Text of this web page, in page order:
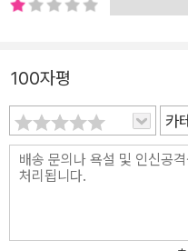
의 인간 역사적으로 독특한 독자는 항상 존재했다. 영화 〈레인
맨〉의 실제 주인공인 킴 픽
물리학자 리처드 파인먼은 흑
문트 프로이트는 특정 철자
문장을 몇 번이고 다시 읽어
문장이 기억나지 않아 앞으
100자평
카